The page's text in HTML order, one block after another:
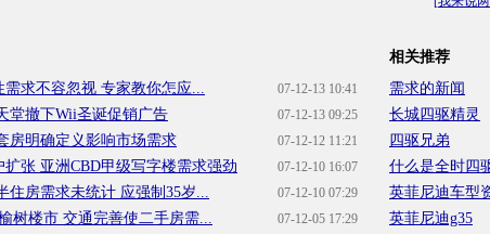
07-12-13 10:41
需求不容忽视 专家教你怎应...
07-12-13 09:25
堂撤下Wii圣诞促销广告
07-12-12 11:21
房明确定义影响市场需求
07-12-10 16:07
扩张 亚洲CBD甲级写字楼需求强劲
07-12-10 07:29
住房需求未统计 应强制35岁...
07-12-05 17:29
树楼市 交通完善使二手房需...
相关推荐
需求的新闻
长城四驱精灵
四驱兄弟
什么是全时四
英菲尼迪车型
英菲尼迪g35